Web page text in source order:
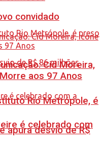
Rio Metrópole, é
apura desvio de R$
convidado
Cid Moreira,
aos 97 Anos
é celebrado com